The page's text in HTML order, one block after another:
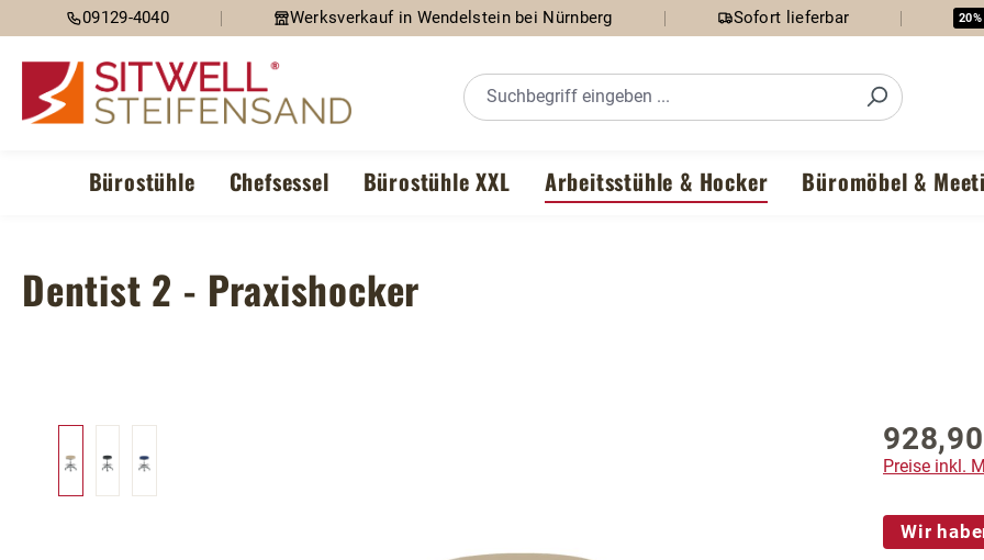
Hauptinhalt springen
Zur Suche springen
Zur Hauptnavigation springen
09129-4040 Werksverkauf in Wendelstein bei Nürnberg Sofort lieferbar 20%
Bürostühle Chefsessel Bürostühle XXL Arbeitsstühle & Hocker Büromöbel &
Dentist 2 - Praxishocker
Preise inkl.
Wir